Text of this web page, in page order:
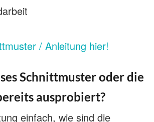
/ Anleitung hier!
Schnittmuster oder die
ausprobiert?
einfach, wie sind die